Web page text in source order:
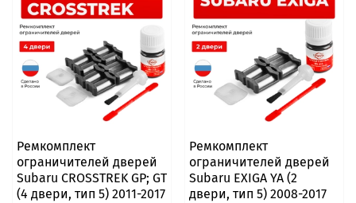
Ремкомплект
ограничителей дверей
Subaru CROSSTREK GP; GT
(4 двери, тип 5) 2011-2017
Ремкомплект
ограничителей дверей
Subaru EXIGA YA (2
двери, тип 5) 2008-2017